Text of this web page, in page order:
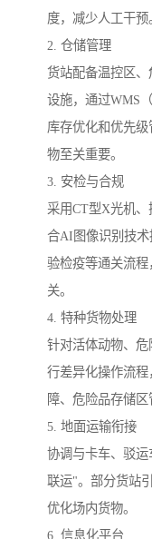
度，减少人工干预
2. 仓储管理
货站配备温控区
设施，通过WMS
库存优化和优先
物至关重要。
3. 安检与合规
采用CT型X光机
合AI图像识别技
验检疫等通关流
关。
4. 特种货物处理
针对活体动物、
行差异化操作流
障、危险品存储区
5. 地面运输衔接
协调与卡车、驳
联运"。部分货站
优化场内货物。
6. 信息化平台